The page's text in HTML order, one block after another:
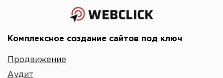
Комплексное создание сайтов под ключ
Продвижение
Аудит